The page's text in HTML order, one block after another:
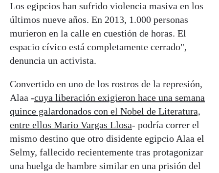
Los egipcios han sufrido violencia masiva en los
últimos nueve años. En 2013, 1.000 personas
murieron en la calle en cuestión de horas. El
espacio cívico está completamente cerrado",
denuncia un activista.
Convertido en uno de los rostros de la represión,
Alaa -cuya liberación exigieron hace una semana
quince galardonados con el Nobel de Literatura,
entre ellos Mario Vargas Llosa- podría correr el
mismo destino que otro disidente egipcio Alaa el
Selmy, fallecido recientemente tras protagonizar
una huelga de hambre similar en una prisión del